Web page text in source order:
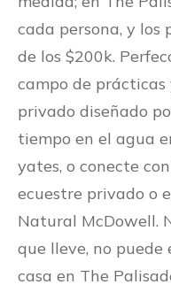
cada persona, y los
de los $200k.
campo de
privado diseñado
tiempo en el agua
yates, o conecte
ecuestre privado o
Natural McDowell.
que lleve, no
casa en The